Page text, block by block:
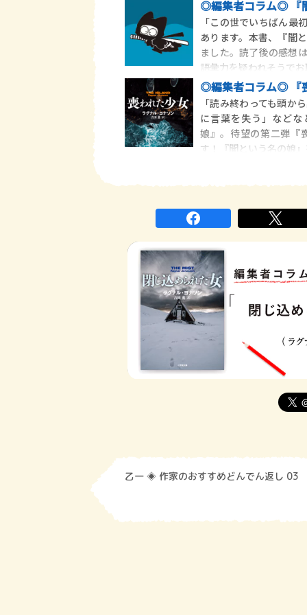
◎編集者コラム◎ 『
「この世でいちばん最
あります。本書、『闇
ました。読了後の感想
語彙力を疑われそうで
◎編集者コラム◎ 『
「読み終わっても頭か
に言葉を失う」など
娘』。待望の第二弾『
す！『闇という名の娘
乙一 ◈ 作家のおすすめどんでん返し 03